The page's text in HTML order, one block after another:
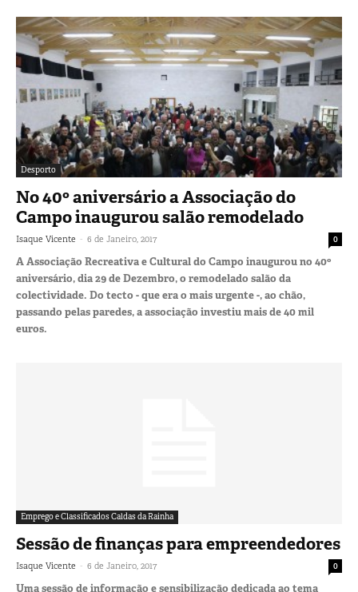
Desporto
No 40º aniversário a Associação do
Campo inaugurou salão remodelado
Isaque Vicente - 6 de Janeiro, 2017 0
A Associação Recreativa e Cultural do Campo inaugurou no 40º
aniversário, dia 29 de Dezembro, o remodelado salão da
colectividade. Do tecto - que era o mais urgente -, ao chão,
passando pelas paredes, a associação investiu mais de 40 mil
euros.
Emprego e Classificados Caldas da Rainha
Sessão de finanças para empreendedores
Isaque Vicente - 6 de Janeiro, 2017 0
Uma sessão de informação e sensibilização dedicada ao tema